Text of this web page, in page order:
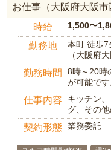
お仕事（大阪府大阪市
時給 1,500〜
勤務地
本町 徒歩7
（大阪府
勤務時間
8時～20時
が可能で
仕事内容
キッチン
グ、その
契約形態 業務委託